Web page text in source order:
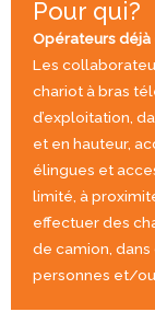
Pour qui?
Opérateurs
Les
chariot à bras
d’exploitation,
et en hauteur,
élingues et
limité, à
effectuer des
de camion,
personnes et/ou